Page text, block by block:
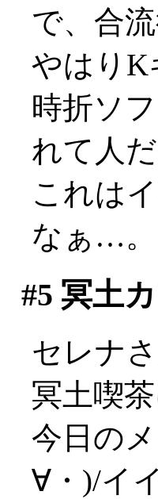
で、合
やはりK
時折ソ
れて人
これは
なぁ…。
#5 冥土
セレナ
冥土喫
今日の
∀・)/イ